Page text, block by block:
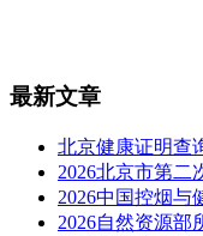
最新文章
北京健康证明查
2026北京市第二
2026中国控烟与
2026自然资源部